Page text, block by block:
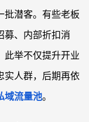
批潜客。有些老板
募、内部折扣消
此举不仅提升开业
实人群，后期再依
域流量池。